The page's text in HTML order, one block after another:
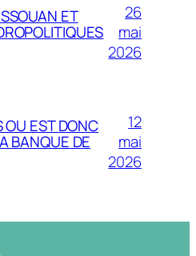
ET
26
mai
2026
EST DONC
BANQUE DE
12
mai
2026